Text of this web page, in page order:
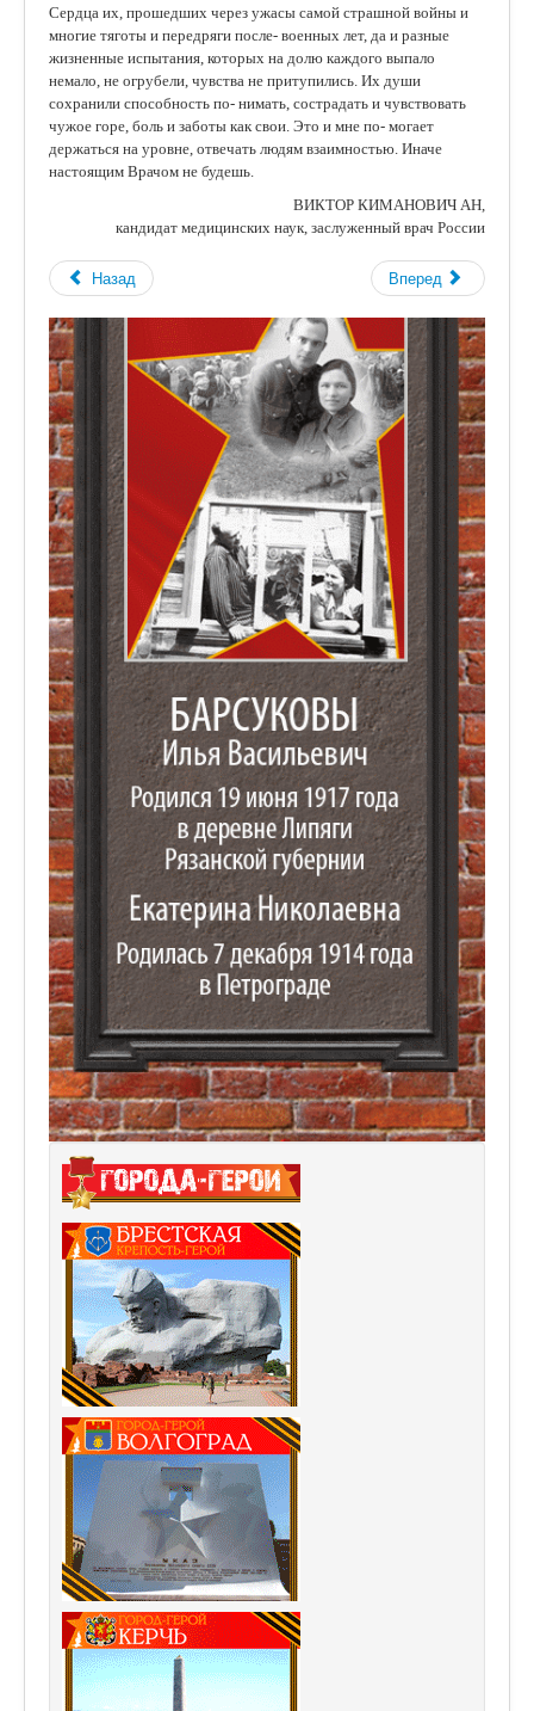
Сердца их, прошедших через ужасы самой страшной войны и
многие тяготы и передряги после- военных лет, да и разные
жизненные испытания, которых на долю каждого выпало
немало, не огрубели, чувства не притупились. Их души
сохранили способность по- нимать, сострадать и чувствовать
чужое горе, боль и заботы как свои. Это и мне по- могает
держаться на уровне, отвечать людям взаимностью. Иначе
настоящим Врачом не будешь.
ВИКТОР КИМАНОВИЧ АН,
кандидат медицинских наук, заслуженный врач России
Назад Вперед